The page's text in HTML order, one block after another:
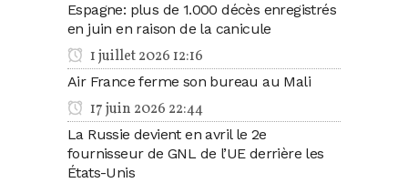
Espagne: plus de 1.000 décès enregistrés
en juin en raison de la canicule
1 juillet 2026 12:16
Air France ferme son bureau au Mali
17 juin 2026 22:44
La Russie devient en avril le 2e
fournisseur de GNL de l’UE derrière les
États-Unis